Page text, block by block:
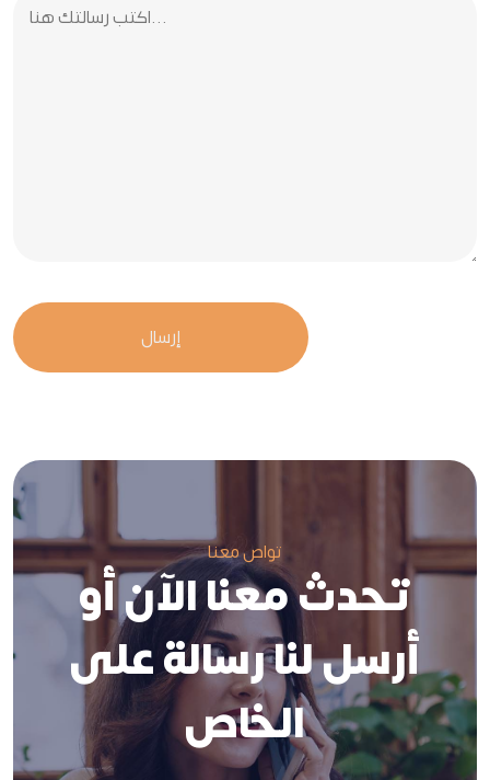
تواص معنا
تحدث معنا الآن أو
أرسل لنا رسالة على
الخاص